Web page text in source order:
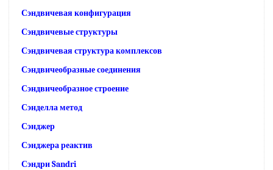
Сэндвичевая конфигурация
Сэндвичевые структуры
Сэндвичевая структура комплексов
Сэндвичеобразные соединения
Сэндвичеобразное строение
Сэнделла метод
Сэнджер
Сэнджера реактив
Сэндри Sandri